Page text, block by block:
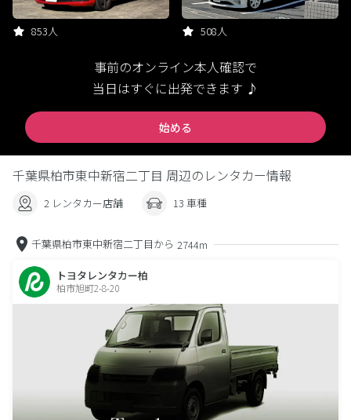
853人 508人
事前のオンライン本人確認で
当日はすぐに出発できます ♪
始める
千葉県柏市東中新宿二丁目 周辺のレンタカー情報
2 レンタカー店舗 13 車種
千葉県柏市東中新宿二丁目から 2744m
トヨタレンタカー柏
柏市旭町2-8-20